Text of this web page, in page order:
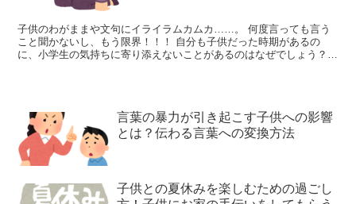
子供のわがままや文句にイライラムカムカ……。 何度言っても言う
こと聞かないし、もう限界！！！ 自分も子供だった時期があるの
に、小学生の気持ちに寄り添えないことがあるのはなぜでしょう？
言葉の暴力が引き起こす子供への影響
とは？伝わる言葉への変換方法
子供との夏休みを楽しむための過ごし